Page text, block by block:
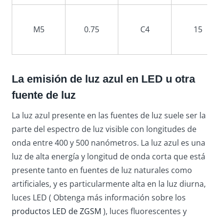
M5 0.75 C4 15
La emisión de luz azul en LED u otra
fuente de luz
La luz azul presente en las fuentes de luz suele ser la
parte del espectro de luz visible con longitudes de
onda entre 400 y 500 nanómetros. La luz azul es una
luz de alta energía y longitud de onda corta que está
presente tanto en fuentes de luz naturales como
artificiales, y es particularmente alta en la luz diurna,
luces LED ( Obtenga más información sobre los
productos LED de ZGSM ), luces fluorescentes y